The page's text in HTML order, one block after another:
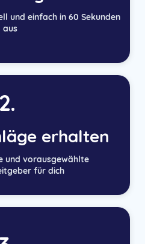
und einfach in 60 Sekunden
aus
2.
erhalten
und vorausgewählte
für dich